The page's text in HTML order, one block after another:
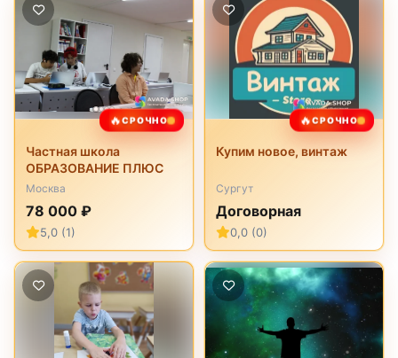
🔥СРОЧНО
Частная школа
ОБРАЗОВАНИЕ ПЛЮС
Москва
78 000 ₽
5,0 (1)
🔥СРОЧНО
Купим новое, винтаж
Сургут
Договорная
0,0 (0)